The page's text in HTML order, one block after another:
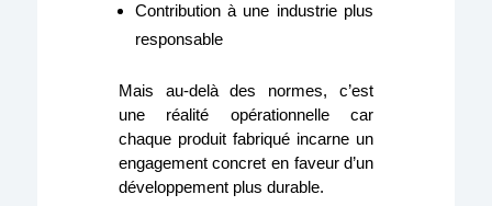
Contribution à une industrie plus
responsable
Mais au-delà des normes, c’est
une réalité opérationnelle car
chaque produit fabriqué incarne un
engagement concret en faveur d’un
développement plus durable.